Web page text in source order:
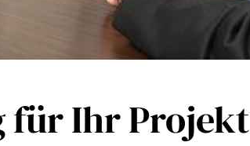
für Ihr Projekt